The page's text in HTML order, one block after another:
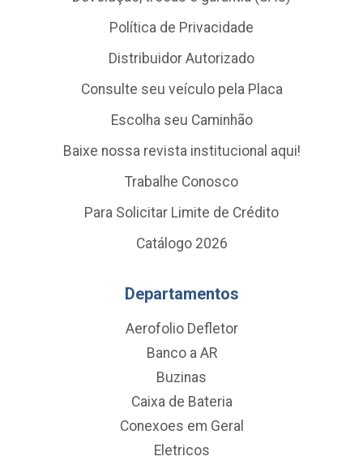
Política de Privacidade
Distribuidor Autorizado
Consulte seu veículo pela Placa
Escolha seu Caminhão
Baixe nossa revista institucional aqui!
Trabalhe Conosco
Para Solicitar Limite de Crédito
Catálogo 2026
Departamentos
Aerofolio Defletor
Banco a AR
Buzinas
Caixa de Bateria
Conexoes em Geral
Eletricos